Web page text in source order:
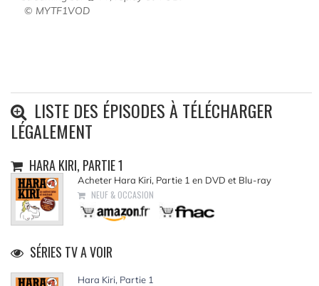
© MYTF1VOD
LISTE DES ÉPISODES À TÉLÉCHARGER
LÉGALEMENT
HARA KIRI, PARTIE 1
Acheter Hara Kiri, Partie 1 en DVD et Blu-ray
NEUF & OCCASION
SÉRIES TV A VOIR
Hara Kiri, Partie 1